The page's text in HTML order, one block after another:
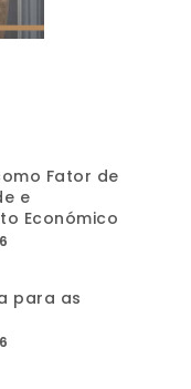
Fator de
e
Económico
para as